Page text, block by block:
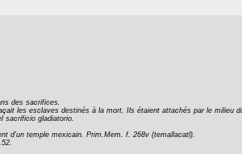
des sacrifices.
les esclaves destinés à la mort. Ils étaient attachés par le milieu
sacrificio gladiatorio.
d'un temple mexicain. Prim.Mem. f. 268v (temallacatl).